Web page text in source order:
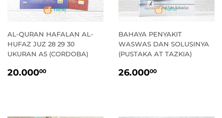
AL-QURAN HAFALAN AL-
HUFAZ JUZ 28 29 30
UKURAN A5 (CORDOBA)
HARGA
20.00000
BAHAYA PENYAKIT
WASWAS DAN SOLUSINYA
(PUSTAKA AT TAZKIA)
HARGA
26.00000